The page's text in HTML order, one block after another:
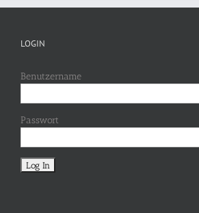
LOGIN
Benutzername
Passwort